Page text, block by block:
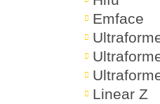
Emface
Linear Z
คอลลาเจนคือ
ทำให้ผิวใส เ